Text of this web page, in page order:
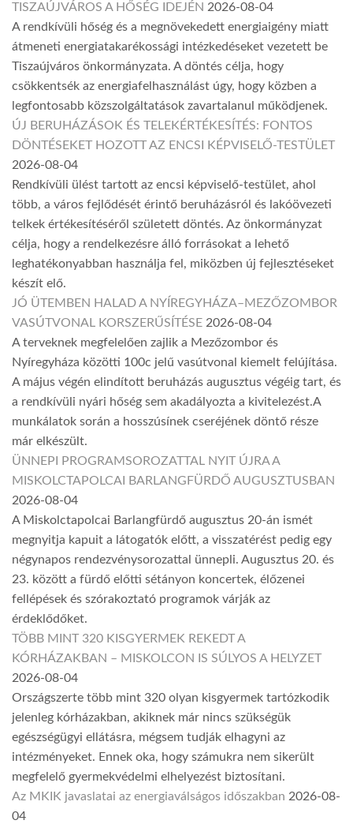
TISZAÚJVÁROS A HŐSÉG IDEJÉN 2026-08-04
A rendkívüli hőség és a megnövekedett energiaigény miatt
átmeneti energiatakarékossági intézkedéseket vezetett be
Tiszaújváros önkormányzata. A döntés célja, hogy
csökkentsék az energiafelhasználást úgy, hogy közben a
legfontosabb közszolgáltatások zavartalanul működjenek.
ÚJ BERUHÁZÁSOK ÉS TELEKÉRTÉKESÍTÉS: FONTOS
DÖNTÉSEKET HOZOTT AZ ENCSI KÉPVISELŐ-TESTÜLET
2026-08-04
Rendkívüli ülést tartott az encsi képviselő-testület, ahol
több, a város fejlődését érintő beruházásról és lakóövezeti
telkek értékesítéséről született döntés. Az önkormányzat
célja, hogy a rendelkezésre álló forrásokat a lehető
leghatékonyabban használja fel, miközben új fejlesztéseket
készít elő.
JÓ ÜTEMBEN HALAD A NYÍREGYHÁZA–MEZŐZOMBOR
VASÚTVONAL KORSZERŰSÍTÉSE 2026-08-04
A terveknek megfelelően zajlik a Mezőzombor és
Nyíregyháza közötti 100c jelű vasútvonal kiemelt felújítása.
A május végén elindított beruházás augusztus végéig tart, és
a rendkívüli nyári hőség sem akadályozta a kivitelezést.A
munkálatok során a hosszúsínek cseréjének döntő része
már elkészült.
ÜNNEPI PROGRAMSOROZATTAL NYIT ÚJRA A
MISKOLCTAPOLCAI BARLANGFÜRDŐ AUGUSZTUSBAN
2026-08-04
A Miskolctapolcai Barlangfürdő augusztus 20-án ismét
megnyitja kapuit a látogatók előtt, a visszatérést pedig egy
négynapos rendezvénysorozattal ünnepli. Augusztus 20. és
23. között a fürdő előtti sétányon koncertek, élőzenei
fellépések és szórakoztató programok várják az
érdeklődőket.
TÖBB MINT 320 KISGYERMEK REKEDT A
KÓRHÁZAKBAN – MISKOLCON IS SÚLYOS A HELYZET
2026-08-04
Országszerte több mint 320 olyan kisgyermek tartózkodik
jelenleg kórházakban, akiknek már nincs szükségük
egészségügyi ellátásra, mégsem tudják elhagyni az
intézményeket. Ennek oka, hogy számukra nem sikerült
megfelelő gyermekvédelmi elhelyezést biztosítani.
Az MKIK javaslatai az energiaválságos időszakban 2026-08-
04